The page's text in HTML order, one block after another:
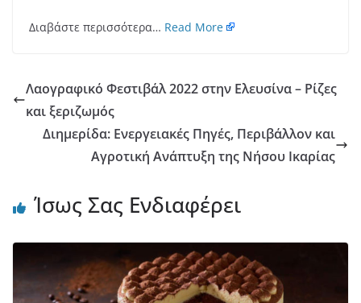
Διαβάστε περισσότερα… Read More
Λαογραφικό Φεστιβάλ 2022 στην Ελευσίνα – Ρίζες
και ξεριζωμός
Διημερίδα: Ενεργειακές Πηγές, Περιβάλλον και
Αγροτική Ανάπτυξη της Νήσου Ικαρίας
Ίσως Σας Ενδιαφέρει